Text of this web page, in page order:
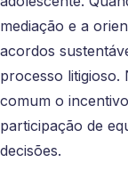
mediação e a
acordos
processo litigioso.
comum o
participação de
decisões.